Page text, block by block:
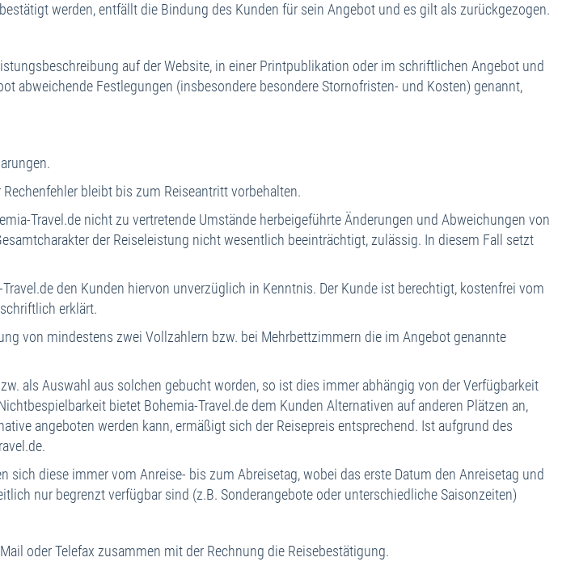
werden, entfällt die Bindung des Kunden für sein Angebot und es gilt als zurückgezogen.
auf der Website, in einer Printpublikation oder im schriftlichen Angebot und
abweichende Festlegungen (insbesondere besondere Stornofristen- und Kosten) genannt,
bleibt bis zum Reiseantritt vorbehalten.
Travel.de nicht zu vertretende Umstände herbeigeführte Änderungen und Abweichungen von
der Reiseleistung nicht wesentlich beeinträchtigt, zulässig. In diesem Fall setzt
den Kunden hiervon unverzüglich in Kenntnis. Der Kunde ist berechtigt, kostenfrei vom
erklärt.
von mindestens zwei Vollzahlern bzw. bei Mehrbettzimmern die im Angebot genannte
als Auswahl aus solchen gebucht worden, so ist dies immer abhängig von der Verfügbarkeit
bietet Bohemia-Travel.de dem Kunden Alternativen auf anderen Plätzen an,
angeboten werden kann, ermäßigt sich der Reisepreis entsprechend. Ist aufgrund des
diese immer vom Anreise- bis zum Abreisetag, wobei das erste Datum den Anreisetag und
nur begrenzt verfügbar sind (z.B. Sonderangebote oder unterschiedliche Saisonzeiten)
oder Telefax zusammen mit der Rechnung die Reisebestätigung.